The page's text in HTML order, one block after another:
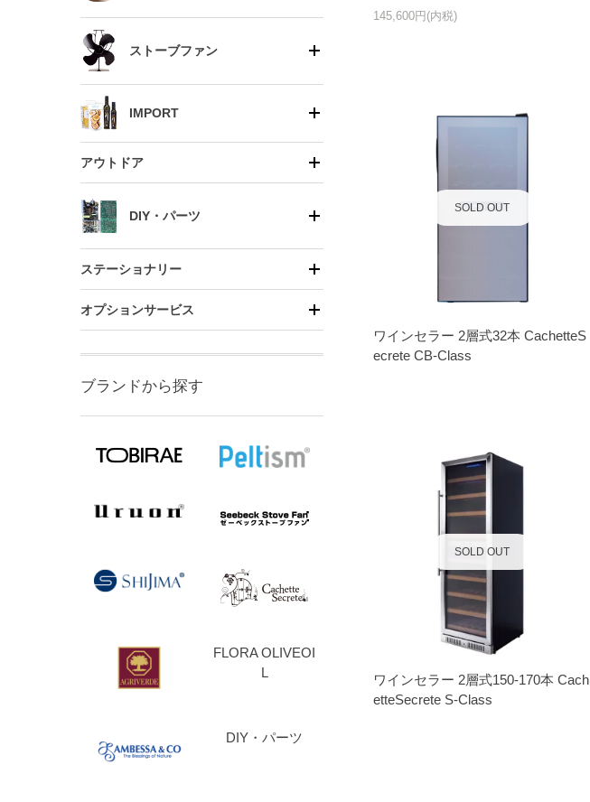
145,600円(内税)
SOLD OUT
ワインセラー 2層式32本 CachetteS
ecrete CB-Class
SOLD OUT
ワインセラー 2層式150-170本 Cach
etteSecrete S-Class
ストーブファン
IMPORT
アウトドア
DIY・パーツ
ステーショナリー
オプションサービス
ブランドから探す
FLORA OLIVEOI
L
DIY・パーツ